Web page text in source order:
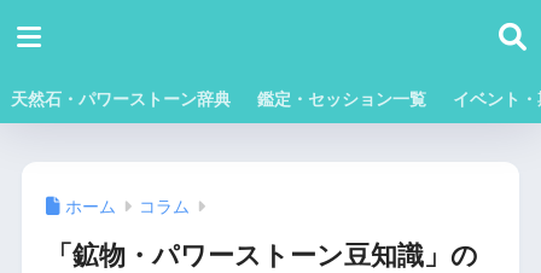
天然石・パワーストーン辞典 鑑定・セッション一覧 イベント
ホーム コラム
「鉱物・パワーストーン豆知識」の